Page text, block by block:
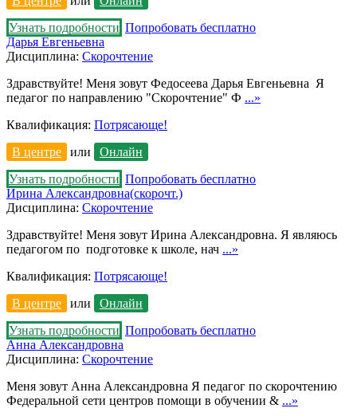
Узнать подробности Попробовать бесплатно
Дарья Евгеньевна
Дисциплина: Скорочтение
Здравствуйте! Меня зовут Федосеева Дарья Евгеньевна Я
педагог по направлению "Скорочтение" Ф ...»
Квалификация: Потрясающе!
В центре
или
Онлайн
Узнать подробности Попробовать бесплатно
Ирина Александровна(скорочт.)
Дисциплина: Скорочтение
Здравствуйте! Меня зовут Ирина Александровна. Я являюсь
педагогом по подготовке к школе, нач ...»
Квалификация: Потрясающе!
В центре
или
Онлайн
Узнать подробности Попробовать бесплатно
Анна Александровна
Дисциплина: Скорочтение
Меня зовут Анна Александровна Я педагог по скорочтению
Федеральной сети центров помощи в обучении & ...»